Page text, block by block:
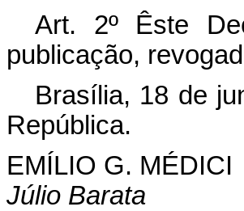
Art. 2º Êste
publicação,
Brasília, 18 de
República.
EMÍLIO G. MÉDICI
Júlio Barata